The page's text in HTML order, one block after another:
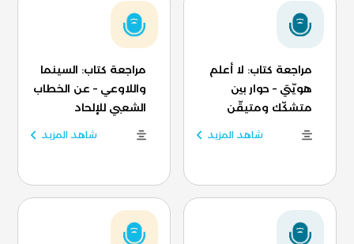
مراجعة كتاب: لا أعلم
هويّتي – حوار بين
متشكّك ومتيقّن
شاهد المزيد
مراجعة كتاب: السينما
واللاوعي – عن الخطاب
الشعبي للإلحاد
شاهد المزيد